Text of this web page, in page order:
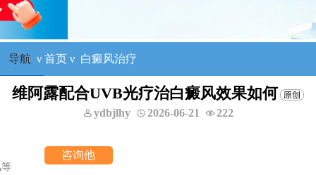
导航 ν 首页ν 白癜风治疗
维阿露配合UVB光疗治白癜风效果如何
ydbjlhy 2026-06-21 222